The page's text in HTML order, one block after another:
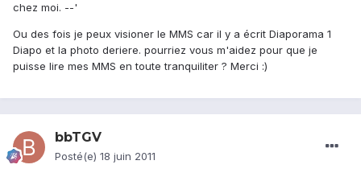
chez moi. --'
Ou des fois je peux visioner le MMS car il y a écrit Diaporama 1
Diapo et la photo deriere. pourriez vous m'aidez pour que je
puisse lire mes MMS en toute tranquiliter ? Merci :)
bbTGV
Posté(e) 18 juin 2011